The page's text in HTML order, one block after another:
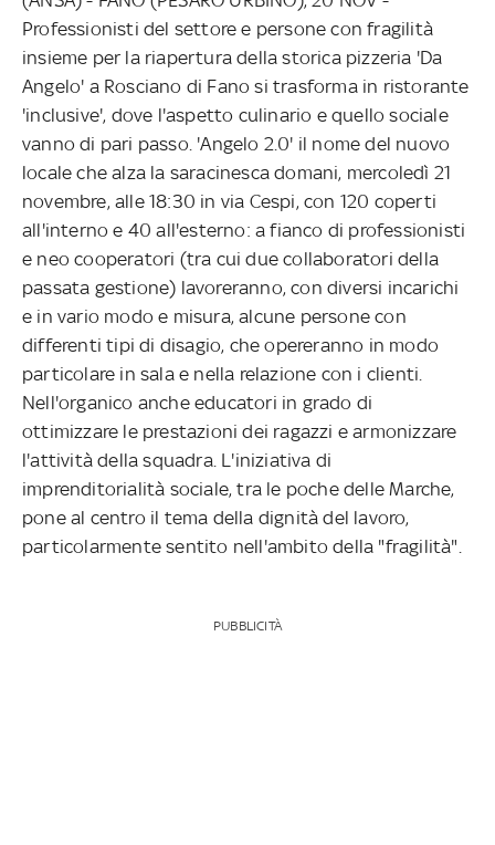
Professionisti del settore e persone con fragilità
insieme per la riapertura della storica pizzeria 'Da
Angelo' a Rosciano di Fano si trasforma in ristorante
'inclusive', dove l'aspetto culinario e quello sociale
vanno di pari passo. 'Angelo 2.0' il nome del nuovo
locale che alza la saracinesca domani, mercoledì 21
novembre, alle 18:30 in via Cespi, con 120 coperti
all'interno e 40 all'esterno: a fianco di professionisti
e neo cooperatori (tra cui due collaboratori della
passata gestione) lavoreranno, con diversi incarichi
e in vario modo e misura, alcune persone con
differenti tipi di disagio, che opereranno in modo
particolare in sala e nella relazione con i clienti.
Nell'organico anche educatori in grado di
ottimizzare le prestazioni dei ragazzi e armonizzare
l'attività della squadra. L'iniziativa di
imprenditorialità sociale, tra le poche delle Marche,
pone al centro il tema della dignità del lavoro,
particolarmente sentito nell'ambito della "fragilità".
PUBBLICITÀ